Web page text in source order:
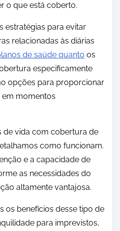
o que está coberto.
estratégias para evitar
relacionadas às diárias
de saúde quanto os
especificamente
opções para proporcionar
em momentos
de vida com cobertura de
como funcionam.
e a capacidade de
as necessidades do
altamente vantajosa.
os benefícios desse tipo de
para imprevistos,